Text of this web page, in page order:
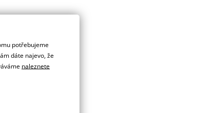
potřebujeme
dáte najevo, že
naleznete